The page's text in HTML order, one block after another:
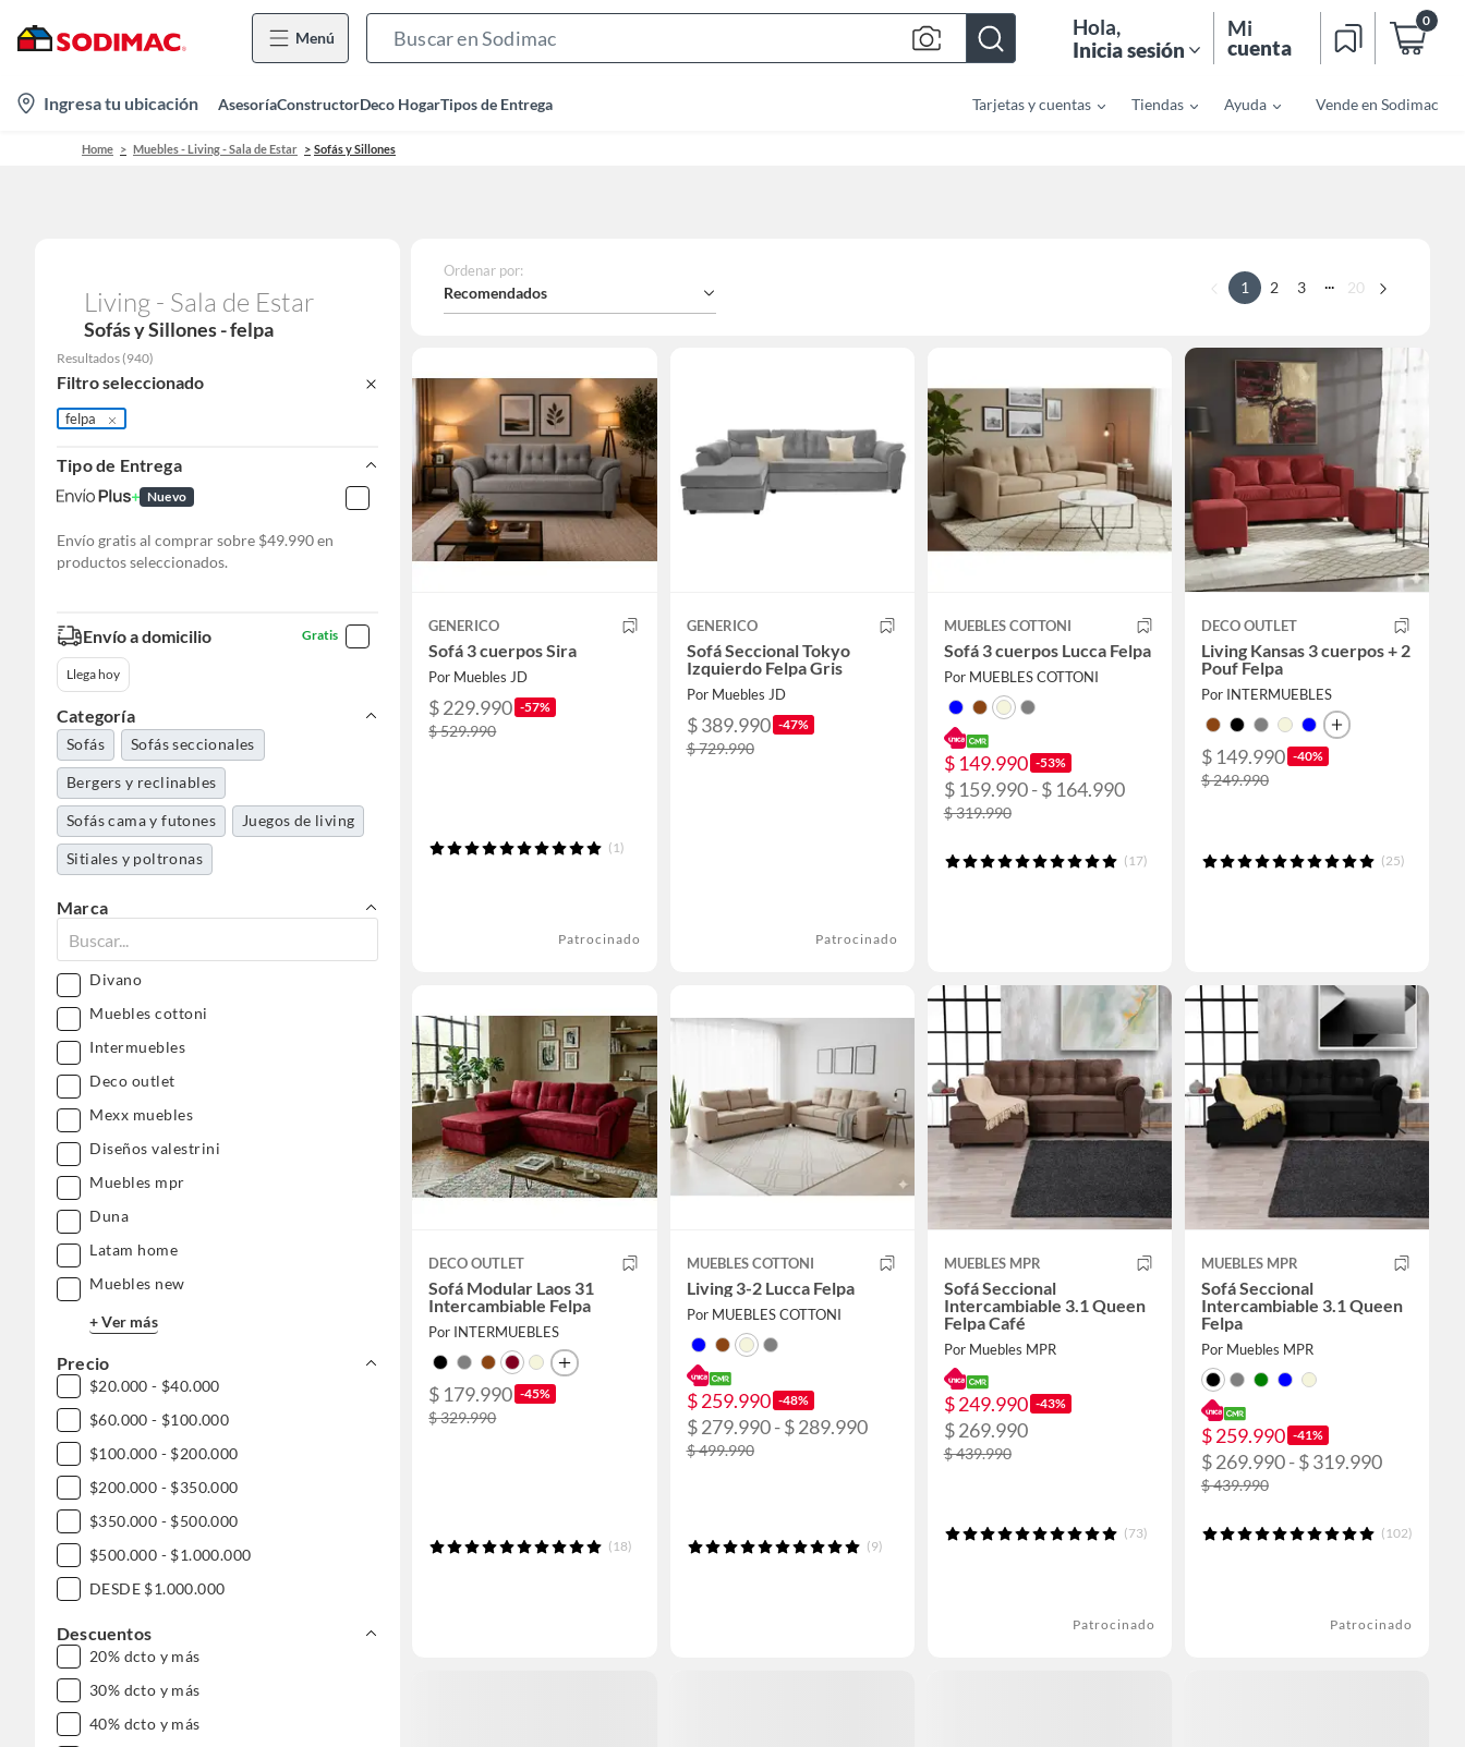
Menú
Bar
Hola,
Inicia sesión
Mi
cuenta
0
location-
icon
Ingresa tu ubicación AsesoríaConstructorDeco HogarTipos de Entrega Tarjetas y cuentas Tiendas Ayuda Vende en Sodimac
Home Muebles - Living - Sala de Estar Sofás y Sillones
Living - Sala de Estar
Sofás y Sillones - felpa
Resultados (940)
Filtro seleccionado
felpa
Tipo de Entrega
Nuevo
Envío gratis al comprar sobre $49.990 en
productos seleccionados.
Envío a domicilio Gratis
Llega hoy
Categoría
Sofás Sofás seccionales
Bergers y reclinables
Sofás cama y futones Juegos de living
Sitiales y poltronas
Marca
Divano
Muebles cottoni
Intermuebles
Deco outlet
Mexx muebles
Diseños valestrini
Muebles mpr
Duna
Latam home
Muebles new
+ Ver más
Precio
$20.000 - $40.000
$60.000 - $100.000
$100.000 - $200.000
$200.000 - $350.000
$350.000 - $500.000
$500.000 - $1.000.000
DESDE $1.000.000
Descuentos
20% dcto y más
30% dcto y más
40% dcto y más
Ordenar por:
Recomendados 1 2 3 ... 20
GENERICO
Sofá 3 cuerpos Sira
Por Muebles JD
$ 229.990 -57%
$ 529.990
(1)
Patrocinado
GENERICO
Sofá Seccional Tokyo
Izquierdo Felpa Gris
Por Muebles JD
$ 389.990 -47%
$ 729.990
Patrocinado
MUEBLES COTTONI
Sofá 3 cuerpos Lucca Felpa
Por MUEBLES COTTONI
$ 149.990 -53%
$ 159.990 - $ 164.990
$ 319.990
(17)
DECO OUTLET
Living Kansas 3 cuerpos + 2
Pouf Felpa
Por INTERMUEBLES
$ 149.990 -40%
$ 249.990
(25)
DECO OUTLET
Sofá Modular Laos 31
Intercambiable Felpa
Por INTERMUEBLES
$ 179.990 -45%
$ 329.990
(18)
MUEBLES COTTONI
Living 3-2 Lucca Felpa
Por MUEBLES COTTONI
$ 259.990 -48%
$ 279.990 - $ 289.990
$ 499.990
(9)
MUEBLES MPR
Sofá Seccional
Intercambiable 3.1 Queen
Felpa Café
Por Muebles MPR
$ 249.990 -43%
$ 269.990
$ 439.990
(73)
Patrocinado
MUEBLES MPR
Sofá Seccional
Intercambiable 3.1 Queen
Felpa
Por Muebles MPR
$ 259.990 -41%
$ 269.990 - $ 319.990
$ 439.990
(102)
Patrocinado